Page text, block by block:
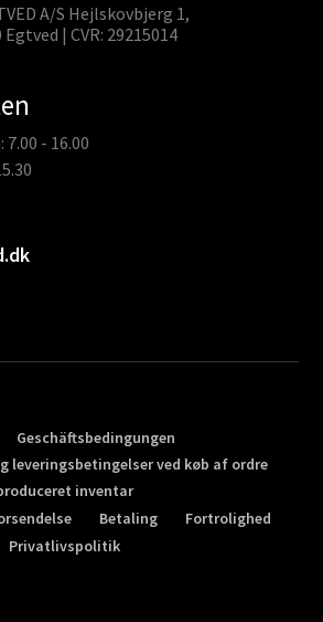
A/S Hejlskovbjerg 1,
Egtved | CVR: 29215014
- 16.00
Geschäftsbedingungen
leveringsbetingelser ved køb af ordre
inventar
Betaling
Fortrolighed
Privatlivspolitik